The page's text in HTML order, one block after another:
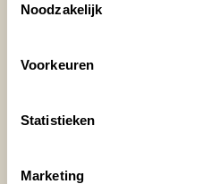
Noodzakelijk
Voorkeuren
Statistieken
Marketing
Voornaam